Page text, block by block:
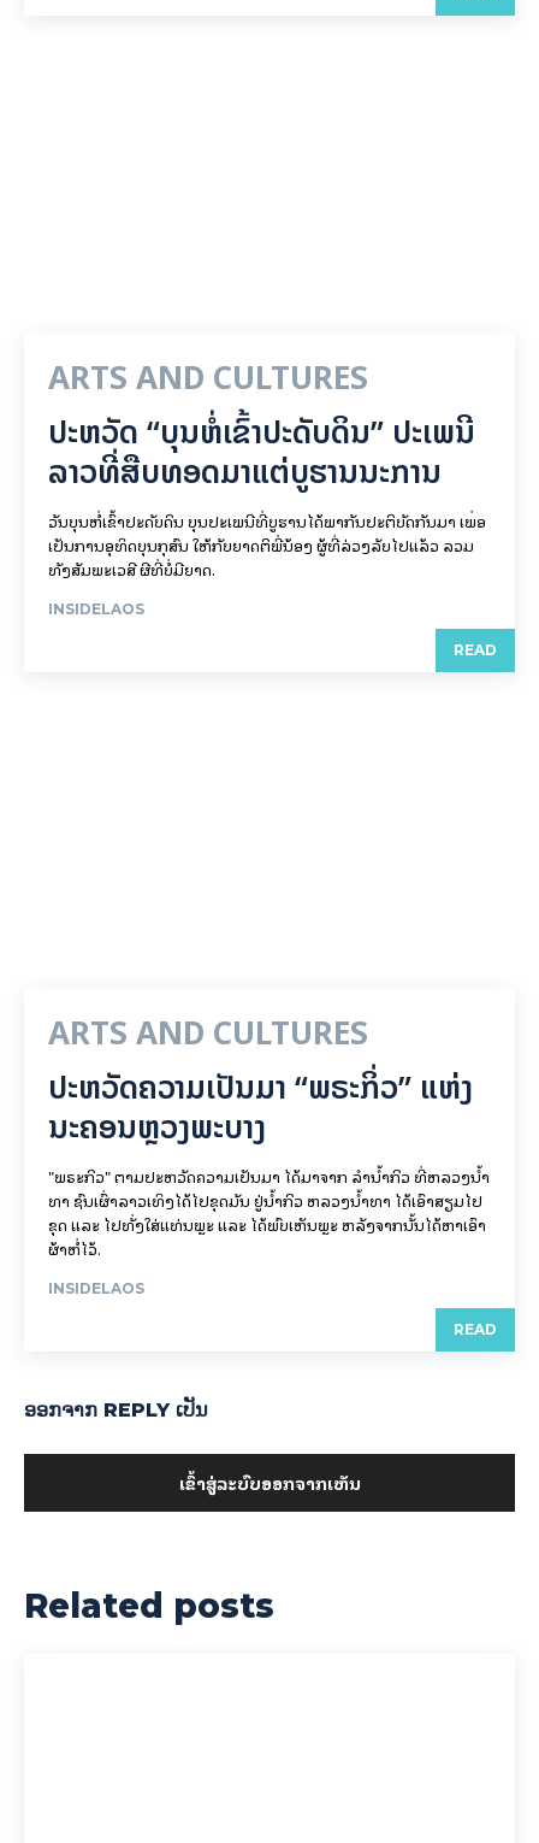
ARTS AND CULTURES
ປະຫວັດ “ບຸນຫໍ່ເຂົ້າປະດັບດິນ” ປະເພນີ
ລາວທີ່ສືບທອດມາແຕ່ບູຮານນະການ
ວັນບຸນຫໍ່ເຂົ້າປະດັບດິນ ບຸນປະເພນີທີ່ບູຮານໄດ້ພາກັນປະຕິບັດກັນມາ ເພື່ອ
ເປັນການອຸທິດບຸນກຸສົນ ໃຫ້ກັບຍາດຕິພີ່ນ້ອງ ຜູ້ທີ່ລ່ວງລັບໄປແລ້ວ ລວມ
ທັງສັມພະເວສີ ຜີທີ່ບໍ່ມີຍາດ.
INSIDELAOS
READ
ARTS AND CULTURES
ປະຫວັດຄວາມເປັນມາ “ພຣະກິ່ວ” ແຫ່ງ
ນະຄອນຫຼວງພະບາງ
"ພຣະກິວ" ຕາມປະຫວັດຄວາມເປັນມາ ໄດ້ມາຈາກ ລຳນ້ຳກິວ ທີ່ຫລວງນ້ຳ
ທາ ຊົນເຜົ່າລາວເທິງໄດ້ໄປຂຸດມັນ ຢູ່ນ້ຳກິວ ຫລວງນ້ຳທາ ໄດ້ເອົາສຽມໄປ
ຂຸດ ແລະ ໄປທັ່ງໃສ່ແທ່ນພຼະ ແລະ ໄດ້ພົບເຫັນພຼະ ຫລັງຈາກນັ້ນໄດ້ຫາເອົາ
ຜ້າຫໍ່ໄວ້.
INSIDELAOS
READ
ອອກ​ຈາກ REPLY ເປັນ
ເຂົ້າ​ສູ່​ລະ​ບົບ​ອອກ​ຈາກ​ເຫັນ
Related posts